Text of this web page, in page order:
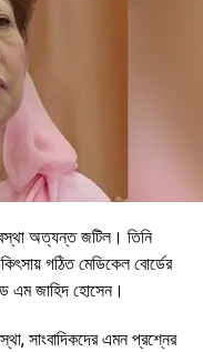
অত্যন্ত জটিল। তিনি
গঠিত মেডিকেল বোর্ডের
এম জাহিদ হোসেন।
সাংবাদিকদের এমন প্রশ্নের